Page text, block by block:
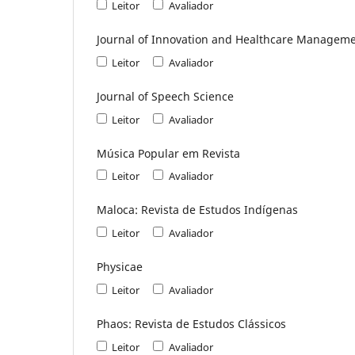
Leitor Avaliador
Journal of Innovation and Healthcare
Leitor Avaliador
Journal of Speech Science
Leitor Avaliador
Música Popular em Revista
Leitor Avaliador
Maloca: Revista de Estudos Indígenas
Leitor Avaliador
Physicae
Leitor Avaliador
Phaos: Revista de Estudos Clássicos
Leitor Avaliador